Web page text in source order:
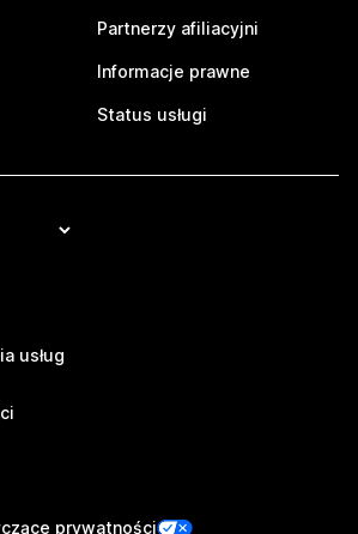
Partnerzy afiliacyjni
Informacje prawne
Status usługi
usług
prywatności